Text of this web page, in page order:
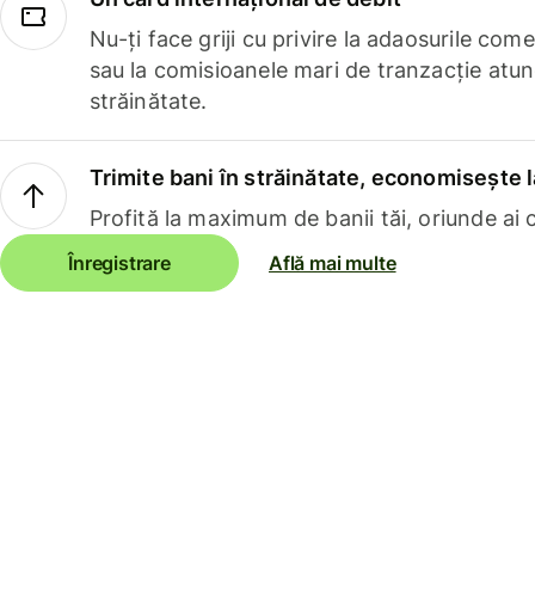
Nu-ți face griji cu privire la adaosurile
sau la comisioanele mari de tranzacție
străinătate.
Trimite bani în străinătate, economisește
Profită la maximum de banii tăi, oriunde ai
Înregistrare Află mai multe